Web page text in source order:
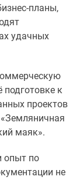
планы,
удачных
подготовке к
проектов
маяк».
опыт по
не